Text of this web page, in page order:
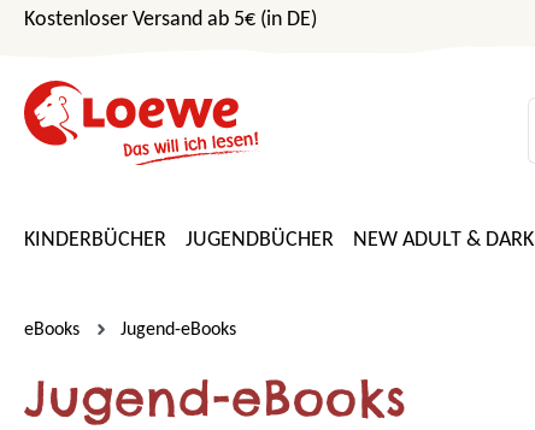
Hauptinhalt springen
Zur Suche springen
Zur Hauptnavigation springen
Kostenloser Versand ab 5€ (in DE)
KINDERBÜCHER JUGENDBÜCHER NEW ADULT & DARK
eBooks Jugend-eBooks
Jugend-eBooks